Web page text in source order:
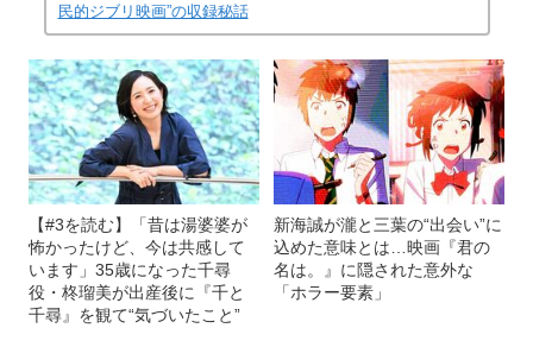
民的ジブリ映画”の収録秘話
【#3を読む】「昔は湯婆婆が
怖かったけど、今は共感して
います」35歳になった千尋
役・柊瑠美が出産後に『千と
千尋』を観て“気づいたこと”
新海誠が瀧と三葉の“出会い”に
込めた意味とは…映画『君の
名は。』に隠された意外な
「ホラー要素」